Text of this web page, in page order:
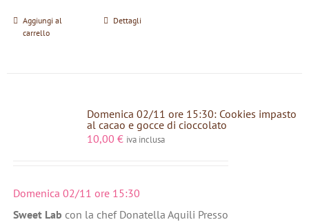
Aggiungi al
carrello
Dettagli
Domenica 02/11 ore 15:30: Cookies impasto
al cacao e gocce di cioccolato
10,00 € iva inclusa
Domenica 02/11 ore 15:30
Sweet Lab con la chef Donatella Aquili Presso